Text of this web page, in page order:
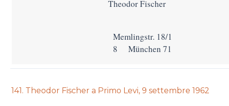
Theodor Fischer
Memlingstr. 18/1
8 München 71
Previous
141. Theodor Fischer a Primo Levi, 9 settembre 1962